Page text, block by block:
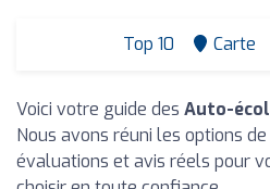
Top 10 Carte
Voici votre guide des Auto-
Nous avons réuni les options
évaluations et avis réels pour